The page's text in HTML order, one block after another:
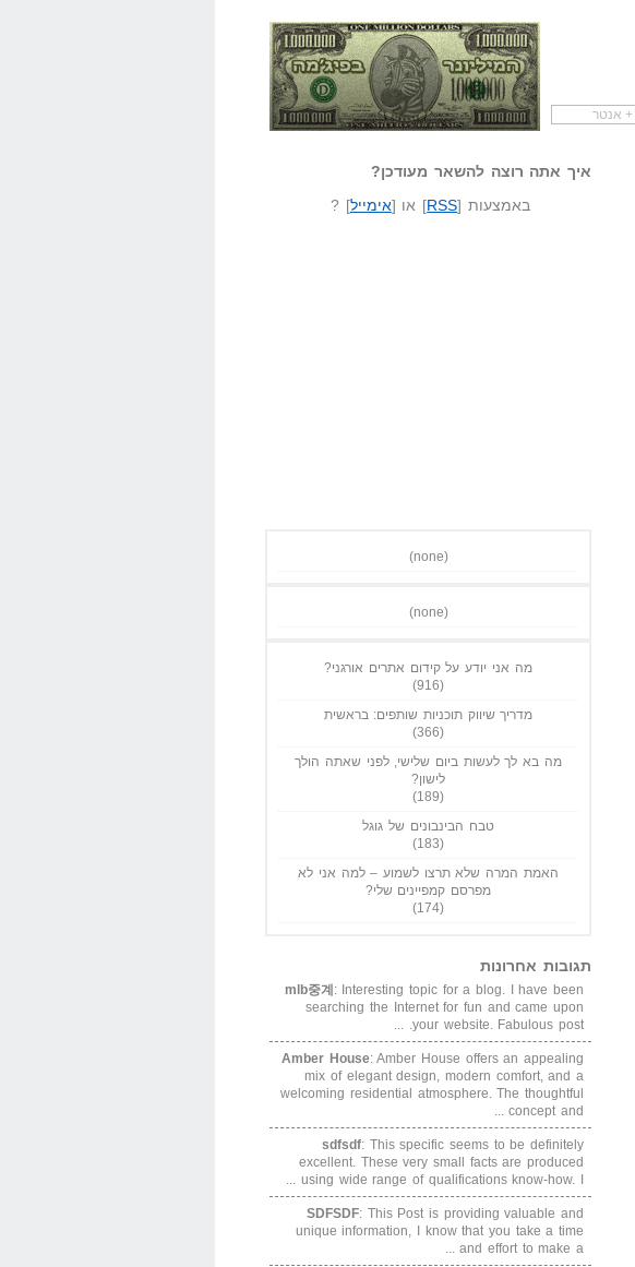
שאל שאלה המיליונר בפיג'מה שיווק שותפיםאיך אתה רוצה להשאר מעודכן?
באמצעות [RSS] או [אימייל] ?
(none)
(none)
מה אני יודע על קידום אתרים אורגני?
(916)
מדריך שיווק תוכניות שותפים: בראשית
(366)
מה בא לך לעשות ביום שלישי, לפני שאתה הולך
לישון?
(189)
טבח הבינבונים של גוגל
(183)
האמת המרה שלא תרצו לשמוע – למה אני לא
מפרסם קמפיינים שלי?
(174)
תגובות אחרונות
mlb중계 : Interesting topic for a blog. I have been
searching the Internet for fun and came upon
your website. Fabulous post. ...
Amber House: Amber House offers an appealing
mix of elegant design, modern comfort, and a
welcoming residential atmosphere. The thoughtful
concept and ...
sdfsdf: This specific seems to be definitely
excellent. These very small facts are produced
using wide range of qualifications know-how. I ...
SDFSDF: This Post is providing valuable and
unique information, I know that you take a time
and effort to make a ...